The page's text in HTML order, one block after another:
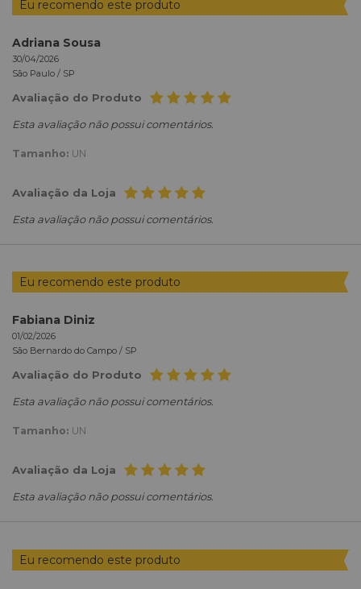
Eu recomendo este produto
Adriana Sousa
30/04/2026
São Paulo / SP
Avaliação do Produto
Esta avaliação não possui comentários.
Tamanho: UN
Avaliação da Loja
Esta avaliação não possui comentários.
Eu recomendo este produto
Fabiana Diniz
01/02/2026
São Bernardo do Campo / SP
Avaliação do Produto
Esta avaliação não possui comentários.
Tamanho: UN
Avaliação da Loja
Esta avaliação não possui comentários.
Eu recomendo este produto